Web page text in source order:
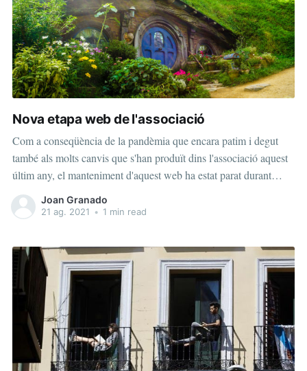
Nova etapa web de l'associació
Com a conseqüència de la pandèmia que encara patim i degut
també als molts canvis que s'han produït dins l'associació aquest
últim any, el manteniment d'aquest web ha estat parat durant
massa temps. Ens comprometem a escriure posts amb més
freqüència :) Tècnicament hem introduït alguns canvis
Joan Granado
21 ag. 2021 • 1 min read